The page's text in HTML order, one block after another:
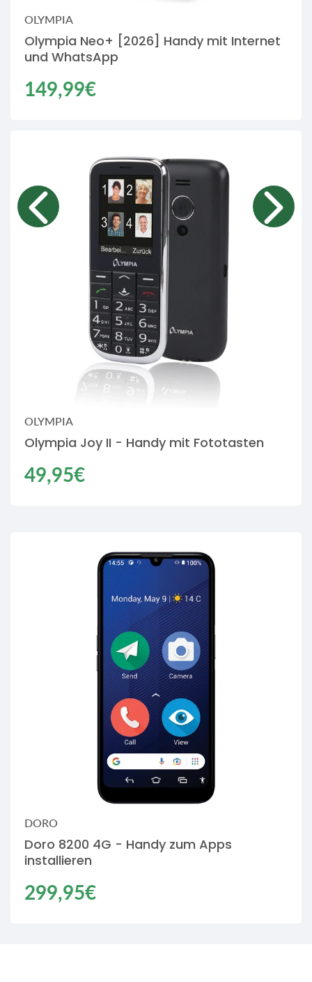
OLYMPIA
Olympia Neo+ [2026] Handy mit Internet
und WhatsApp
Regulärer
149,99€
OLYMPIA
Olympia Joy II - Handy mit Fototasten
Regulärer
Preis
49,95€
DORO
Doro 8200 4G - Handy zum Apps
installieren
Regulärer
299,95€